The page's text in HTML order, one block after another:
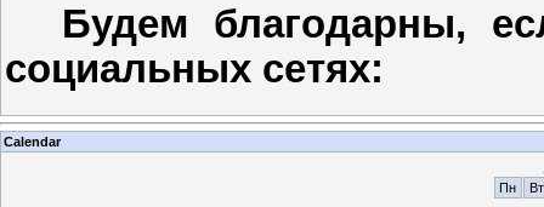
Будем благодарны,
социальных сетях:
Calendar
Пн
Вт